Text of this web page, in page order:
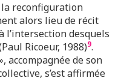
reconfiguration
alors lieu de récit
l’intersection desquels
Ricoeur, 1988)9.
accompagnée de son
s’est affirmée